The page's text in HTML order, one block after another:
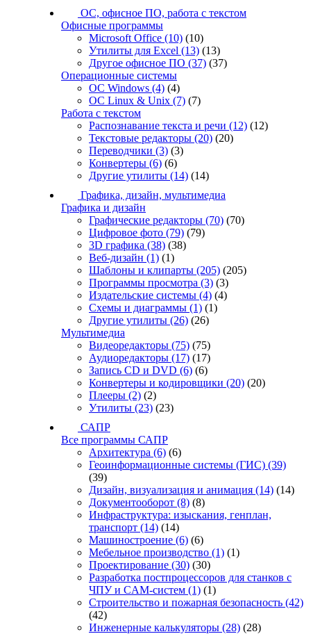
ОС, офисное ПО, работа с текстом
Офисные программы
Microsoft Office (10) (10)
Утилиты для Excel (13) (13)
Другое офисное ПО (37) (37)
Операционные системы
ОС Windows (4) (4)
ОС Linux & Unix (7) (7)
Работа с текстом
Распознавание текста и речи (12) (12)
Текстовые редакторы (20) (20)
Переводчики (3) (3)
Конвертеры (6) (6)
Другие утилиты (14) (14)
Графика, дизайн, мультимедиа
Графика и дизайн
Графические редакторы (70) (70)
Цифровое фото (79) (79)
3D графика (38) (38)
Веб-дизайн (1) (1)
Шаблоны и клипарты (205) (205)
Программы просмотра (3) (3)
Издательские системы (4) (4)
Схемы и диаграммы (1) (1)
Другие утилиты (26) (26)
Мультимедиа
Видеоредакторы (75) (75)
Аудиоредакторы (17) (17)
Запись CD и DVD (6) (6)
Конвертеры и кодировщики (20) (20)
Плееры (2) (2)
Утилиты (23) (23)
САПР
Все программы САПР
Архитектура (6) (6)
Геоинформационные системы (ГИС) (39)
(39)
Дизайн, визуализация и анимация (14) (14)
Документооборот (8) (8)
Инфраструктура: изыскания, генплан,
транспорт (14) (14)
Машиностроение (6) (6)
Мебельное производство (1) (1)
Проектирование (30) (30)
Разработка постпроцессоров для станков с
ЧПУ и CAM-систем (1) (1)
Строительство и пожарная безопасность (42)
(42)
Инженерные калькуляторы (28) (28)